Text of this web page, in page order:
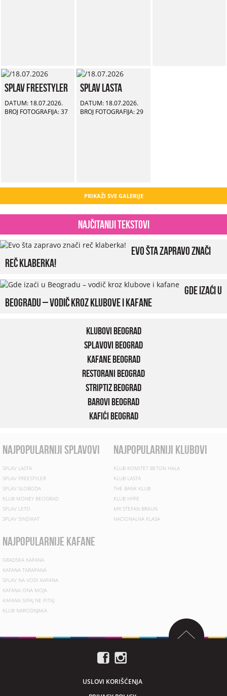
Splav Freestyler
DATUM: 18.07.2026.
BROJ FOTOGRAFIJA: 37
Splav Lasta
DATUM: 18.07.2026.
BROJ FOTOGRAFIJA: 29
PRIKAŽI SVE GALERIJE
Najčitaniji tekstovi
Evo šta zapravo znači
reč klaberka!
Gde izaći u
Beogradu – vodič kroz klubove i kafane
Klubovi Beograd
Splavovi Beograd
Kafane Beograd
Restorani Beograd
Striptiz Beograd
Barovi Beograd
Kafići Beograd
najpopularniji splavovi
SPLAV LASTA
SPLAV FREESTYLER
SPLAV SLOBODA
KLUB MONEY BEOGRAD
SPLAV LETO
SPLAV SINDIKAT
najpopularniji klubovi
KLUB KOMITET BETON HALA
KLUB LASTA
THE BANK KLUB
KLUB HYPE
MR STEFAN BRAUN
NACIONALNA KLASA
najpopularnije kafane
GRADSKA KAFANA
KAFANA TARAPANA
SPLAV NA VODI KAFANA
KAFANA ONA MOJA
KAFANA SIPAJ NE PITAJ
KLUB NARODNJAKA
USLOVI KORIŠĆENJA